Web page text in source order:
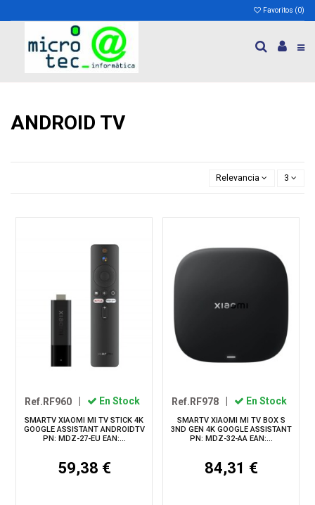
Favoritos (0)
ANDROID TV
Relevancia 3
Ref.RF960 En Stock
SMARTV XIAOMI MI TV STICK 4K
GOOGLE ASSISTANT ANDROIDTV
PN: MDZ-27-EU EAN:...
59,38 €
Ref.RF978 En Stock
SMARTV XIAOMI MI TV BOX S
3ND GEN 4K GOOGLE ASSISTANT
PN: MDZ-32-AA EAN:...
84,31 €